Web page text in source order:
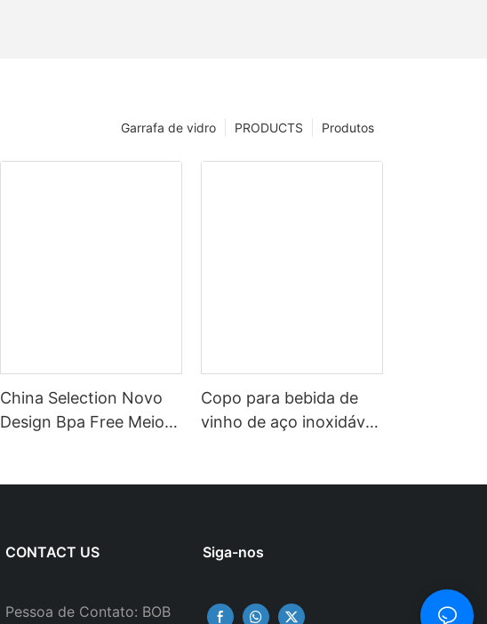
Produtos
PRODUCTS
Garrafa de vidro
China Selection Novo
Design Bpa Free Meio
Copo para bebida de
vinho de aço inoxidável
com torção de limão
costura
CONTACT US
Pessoa de Contato: BOB
Siga-nos